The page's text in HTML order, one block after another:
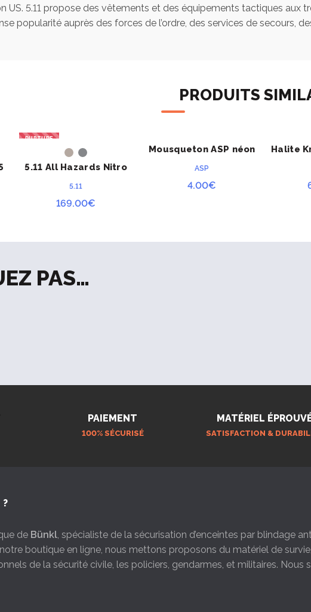
zippée sur le dessus
en micro-polaire
matelassées avec des passants MOLLE
dorsaux
sur chaque bretelle
réglable en hauteur
des débris et de l’eau
le routage du tuyau d’hydratation ou des câbles
principal : 45.7 x 28 x 16.5 cm
Friendly facilement accessibles avec des gants
TPU
1.48 Kg
US. 5.11 propose des vêtements et des équipements tactiques
popularité auprès des forces de l’ordre, des services de secours,
PRODUITS
RUPTURE
ACHETER
5.11 All Hazards Nitro
5.11
169.00€
ACHETER
Mousqueton ASP néon
ASP
4.00€
Halite
PAS…
PAIEMENT
100% SÉCURISÉ
MATÉRIEL
SATISFACTION &
de Bünkl, spécialiste de la sécurisation d’enceintes par blindage
boutique en ligne, nous mettons proposons du matériel de
de la sécurité civile, les policiers, gendarmes, et militaires.